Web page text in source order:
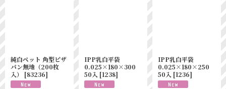
純白ペット 角型ピザ
パン無地（200枚
入）
[83236]
IPP乳白平袋
0.025×180×300
50入 [1238]
IPP乳白平袋
0.025×180×250
50入 [1236]